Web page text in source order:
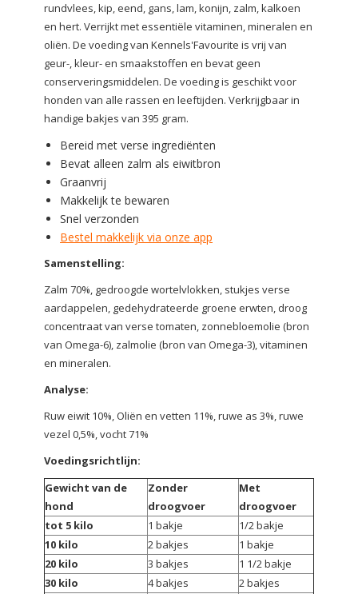
rundvlees, kip, eend, gans, lam, konijn, zalm, kalkoen
en hert. Verrijkt met essentiële vitaminen, mineralen en
oliën. De voeding van Kennels'Favourite is vrij van
geur-, kleur- en smaakstoffen en bevat geen
conserveringsmiddelen. De voeding is geschikt voor
honden van alle rassen en leeftijden. Verkrijgbaar in
handige bakjes van 395 gram.
Bereid met verse ingrediënten
Bevat alleen zalm als eiwitbron
Graanvrij
Makkelijk te bewaren
Snel verzonden
Bestel makkelijk via onze app
Samenstelling:
Zalm 70%, gedroogde wortelvlokken, stukjes verse
aardappelen, gedehydrateerde groene erwten, droog
concentraat van verse tomaten, zonnebloemolie (bron
van Omega-6), zalmolie (bron van Omega-3), vitaminen
en mineralen.
Analyse:
Ruw eiwit 10%, Oliën en vetten 11%, ruwe as 3%, ruwe
vezel 0,5%, vocht 71%
Voedingsrichtlijn:
Gewicht van de
hond
Zonder
droogvoer
Met
droogvoer
tot 5 kilo
1 bakje
1/2 bakje
10 kilo
2 bakjes
1 bakje
20 kilo
3 bakjes
1 1/2 bakje
30 kilo
4 bakjes
2 bakjes